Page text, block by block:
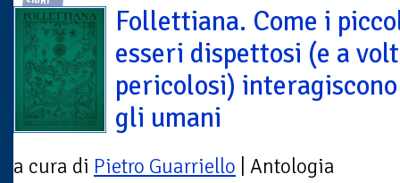
Follettiana. Come i
esseri dispettosi (e a
pericolosi)
gli umani
a cura di Pietro Guarriello | Antologia